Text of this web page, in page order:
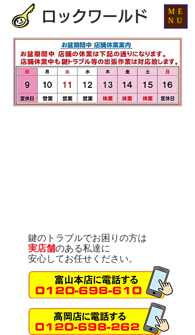
ロックワールド
鍵のトラブルでお困りの方は
実店舗のある私達に
安心してお任せください。
ME
NU